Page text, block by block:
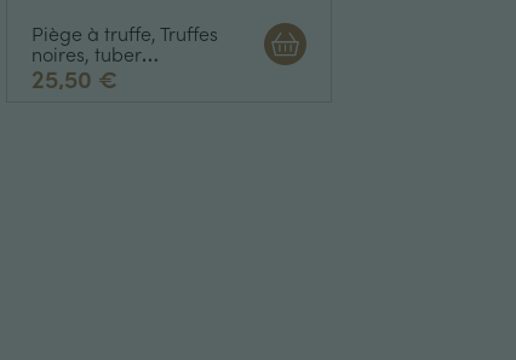
Piège à truffe, Truffes
noires, tuber
Mélanosporum
25,50 €